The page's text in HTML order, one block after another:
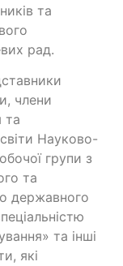
та
рад.
члени
та
Науково-
групи з
та
державного
та інші
які